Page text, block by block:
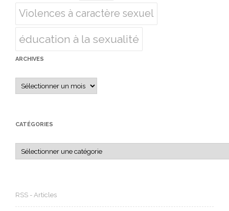
Violences à caractère sexuel
éducation à la sexualité
ARCHIVES
Archives
CATÉGORIES
Catégories
RSS - Articles